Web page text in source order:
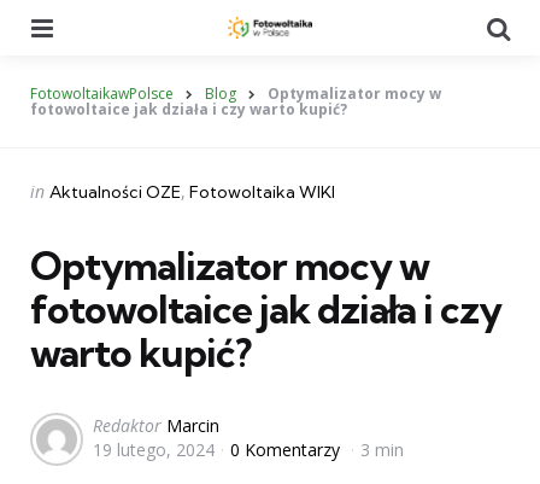
FotowoltaikawPolsce Blog Optymalizator mocy w
fotowoltaice jak działa i czy warto kupić?
Categories
Posted
in Aktualności OZE Fotowoltaika WIKI
Optymalizator mocy w
fotowoltaice jak działa i czy
warto kupić?
Posted
by
Redaktor Marcin
19 lutego, 2024
0 Komentarzy 3 min